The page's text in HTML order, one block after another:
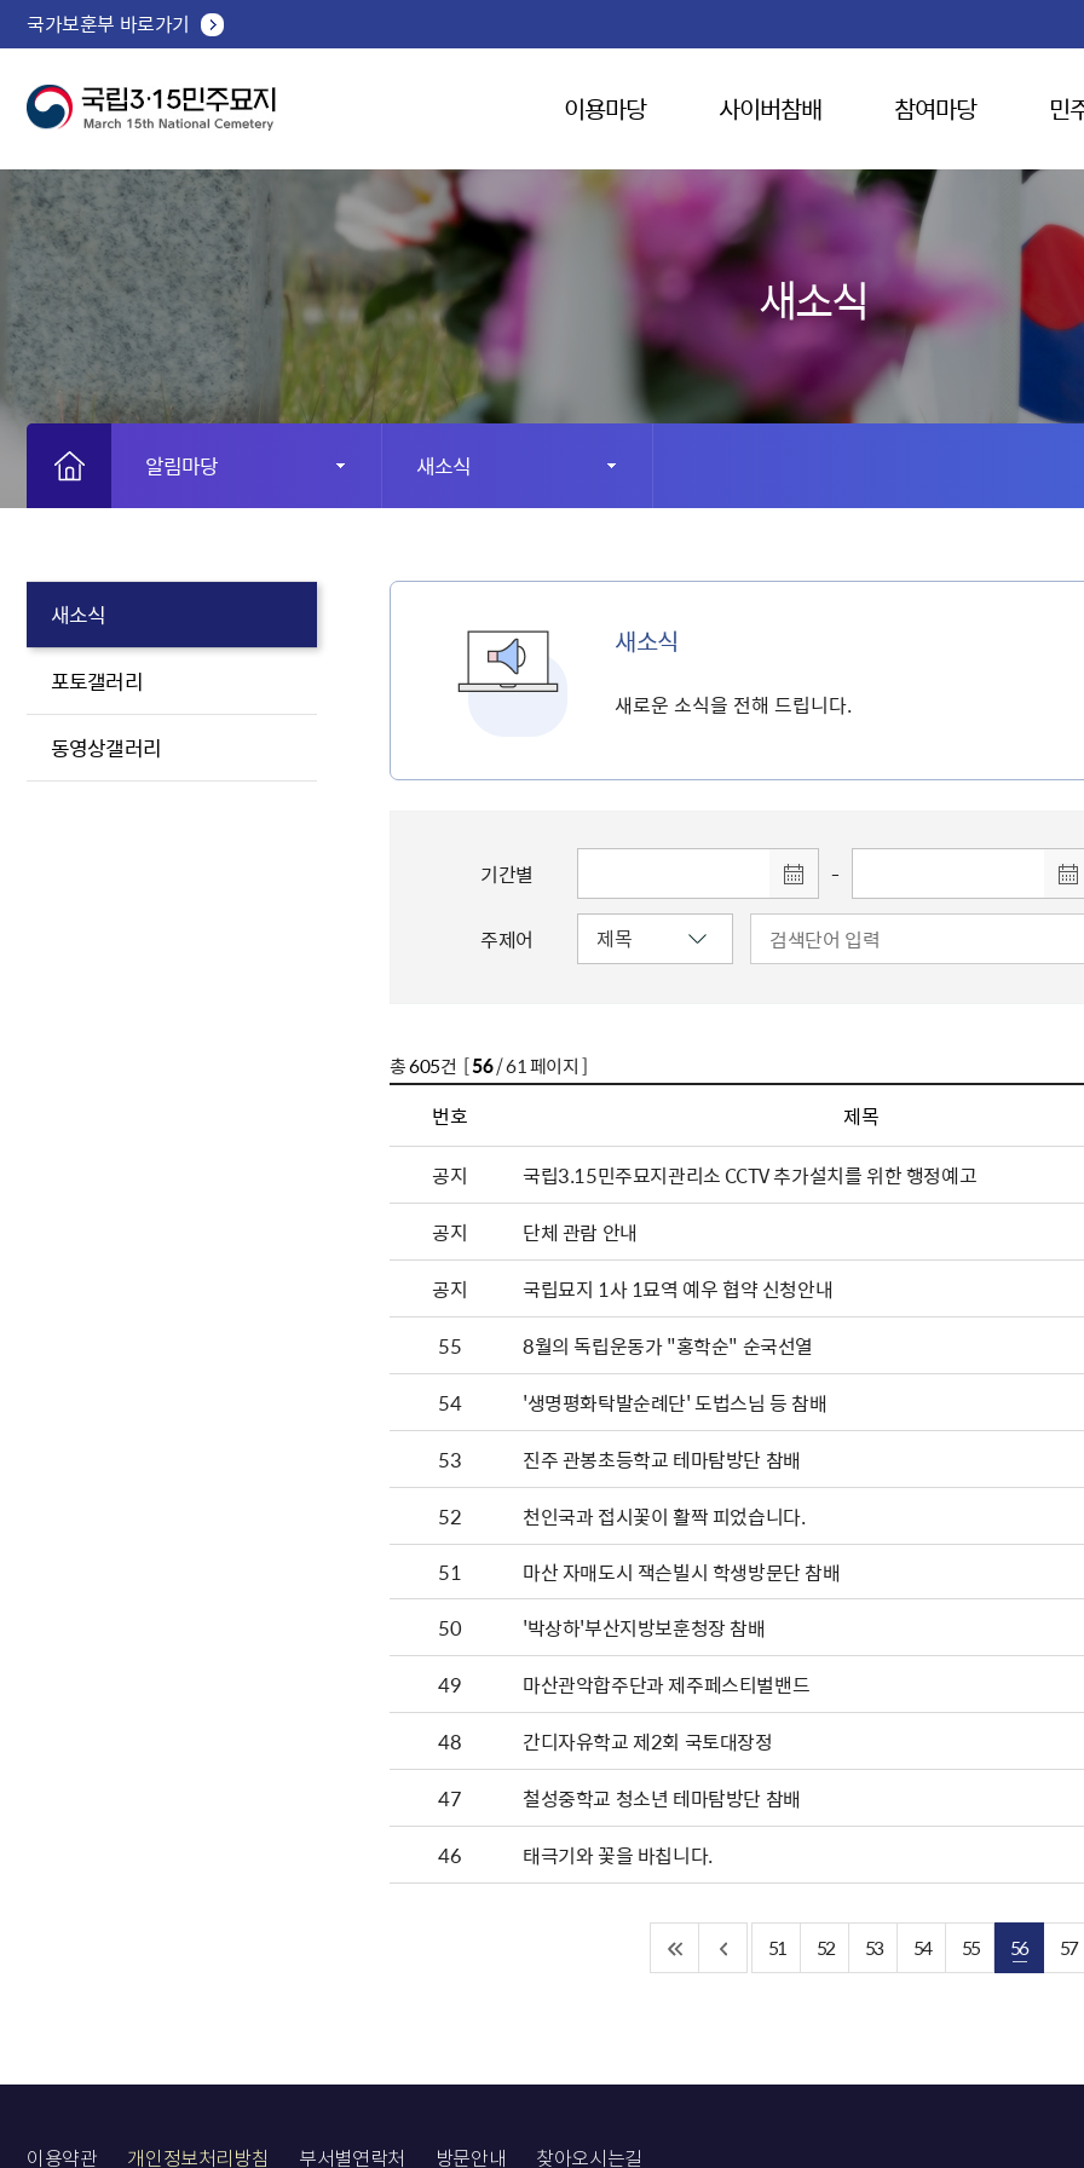
국가보훈부 바로가기
이용마당 사이버참배 참여마당 민
새소식
알림마당 새소식
새소식
포토갤러리
동영상갤러리
새소식
새로운 소식을 전해 드립니다.
기간별 -
주제어
총605건 [56/ 61 페이지 ]
번호 제목
공지
국립3.15민주묘지관리소 CCTV 추가설치를 위한 행정예고
공지
단체 관람 안내
공지
국립묘지 1사 1묘역 예우 협약 신청안내
55
8월의 독립운동가 "홍학순" 순국선열
54
'생명평화탁발순례단' 도법스님 등 참배
53
진주 관봉초등학교 테마탐방단 참배
52
천인국과 접시꽃이 활짝 피었습니다.
51
마산 자매도시 잭슨빌시 학생방문단 참배
50
'박상하'부산지방보훈청장 참배
49
마산관악합주단과 제주페스티벌밴드
48
간디자유학교 제2회 국토대장정
47
철성중학교 청소년 테마탐방단 참배
46
태극기와 꽃을 바칩니다.
51 52 53 54 55 56 57
이용약관 개인정보처리방침 부서별연락처 방문안내 찾아오시는길